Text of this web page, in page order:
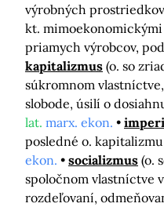
výrobných
kt.
priamych výrobcov,
kapitalizmus (o. so
súkromnom
slobode, úsilí o
lat. marx. ekon.
posledné o.
ekon.
socializmus (o.
spoločnom vlastníctve
rozdeľovaní,